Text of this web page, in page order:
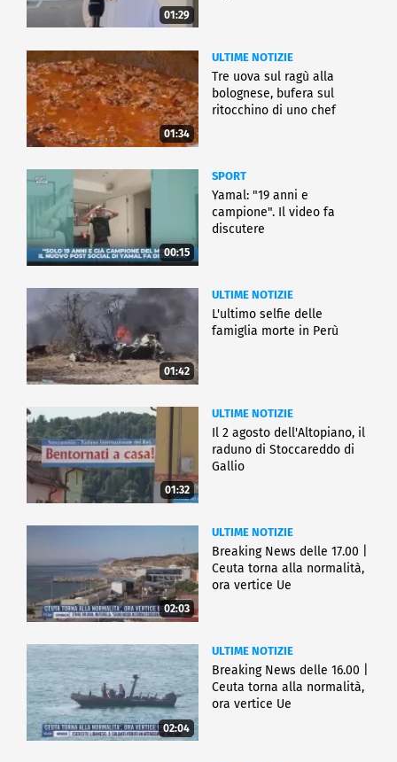
01:29
01:34
ULTIME NOTIZIE
Tre uova sul ragù alla
bolognese, bufera sul
ritocchino di uno chef
00:15
SPORT
Yamal: "19 anni e
campione". Il video fa
discutere
01:42
ULTIME NOTIZIE
L'ultimo selfie delle
famiglia morte in Perù
01:32
ULTIME NOTIZIE
Il 2 agosto dell'Altopiano, il
raduno di Stoccareddo di
Gallio
02:03
ULTIME NOTIZIE
Breaking News delle 17.00 |
Ceuta torna alla normalità,
ora vertice Ue
02:04
ULTIME NOTIZIE
Breaking News delle 16.00 |
Ceuta torna alla normalità,
ora vertice Ue